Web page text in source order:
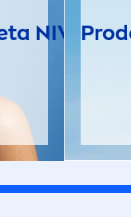
NIVEA